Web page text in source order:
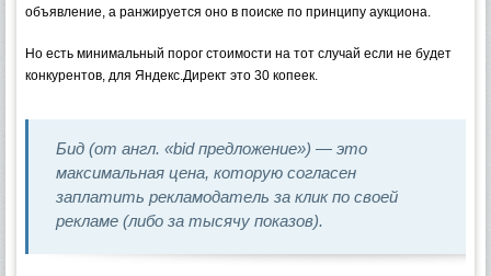
объявление, а ранжируется оно в поиске по принципу аукциона.
Но есть минимальный порог стоимости на тот случай если не будет
конкурентов, для Яндекс.Директ это 30 копеек.
Бид (от англ. «bid предложение») — это
максимальная цена, которую согласен
заплатить рекламодатель за клик по своей
рекламе (либо за тысячу показов).